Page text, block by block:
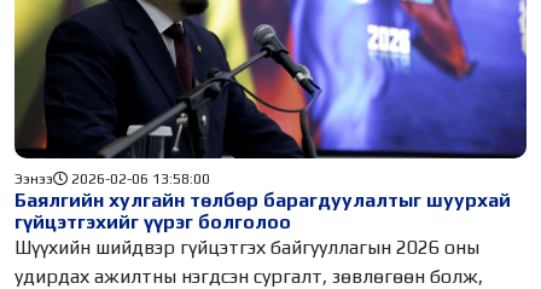
Баялгийн хулгайн төлбөр барагдуулалтыг шуурхай
гүйцэтгэхийг үүрэг болголоо
Ээнээ 2026-02-06 13:58:00
Шүүхийн шийдвэр гүйцэтгэх байгууллагын 2026 оны
удирдах ажилтны нэгдсэн сургалт, зөвлөгөөн болж,